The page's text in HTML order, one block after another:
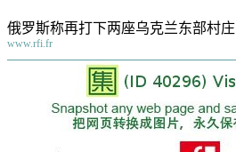
俄罗斯称再打下两座乌克兰东部村庄
www.rfi.fr